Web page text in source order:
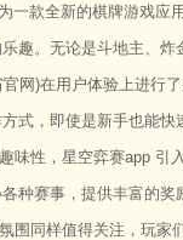
一款全新的棋牌游戏应
趣。无论是斗地主、
网)在用户体验上进行
式，即使是新手也能
味性，星空弈赛app 引
种赛事，提供丰富的
围同样值得关注，玩家